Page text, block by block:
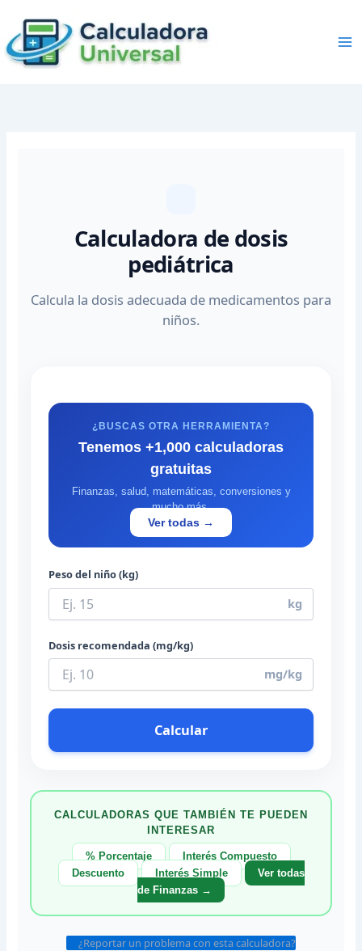
content
Calculadora de dosis
pediátrica
Calcula la dosis adecuada de medicamentos para
niños.
¿BUSCAS OTRA HERRAMIENTA?
Tenemos +1,000 calculadoras
gratuitas
Finanzas, salud, matemáticas, conversiones y
mucho más.
Ver todas →
Peso del niño (kg)
kg
Dosis recomendada (mg/kg)
mg/kg
Calcular
CALCULADORAS QUE TAMBIÉN TE PUEDEN
INTERESAR
% Porcentaje
Interés Compuesto
Descuento
Interés Simple
Ver todas
de Finanzas →
¿Reportar un problema con esta calculadora?